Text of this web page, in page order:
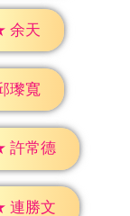
余天
瓈寬
許常德
連勝文